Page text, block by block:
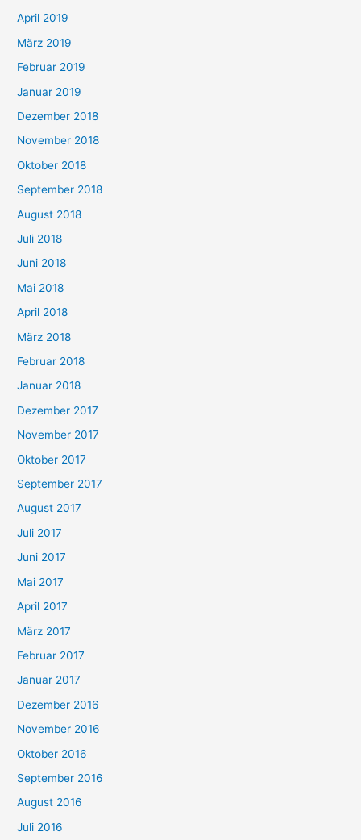
April 2019
März 2019
Februar 2019
Januar 2019
Dezember 2018
November 2018
Oktober 2018
September 2018
August 2018
Juli 2018
Juni 2018
Mai 2018
April 2018
März 2018
Februar 2018
Januar 2018
Dezember 2017
November 2017
Oktober 2017
September 2017
August 2017
Juli 2017
Juni 2017
Mai 2017
April 2017
März 2017
Februar 2017
Januar 2017
Dezember 2016
November 2016
Oktober 2016
September 2016
August 2016
Juli 2016